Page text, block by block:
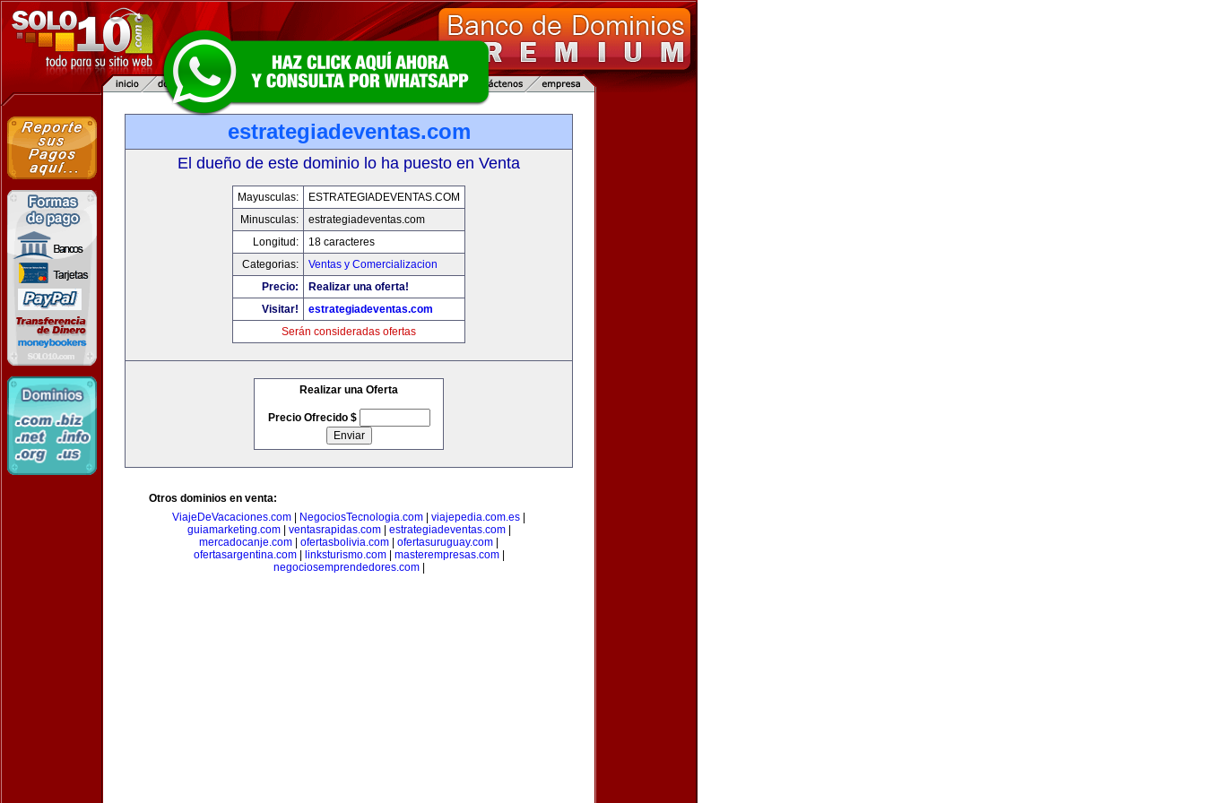
estrategiadeventas.com
El dueño de este dominio lo ha puesto en Venta
Mayusculas:
ESTRATEGIADEVENTAS.COM
Minusculas:
estrategiadeventas.com
Longitud:
18 caracteres
Categorias:
Ventas y Comercializacion
Precio:
Realizar una oferta!
Visitar!
estrategiadeventas.com
Serán consideradas ofertas
Realizar una Oferta
Precio Ofrecido $
Otros dominios en venta:
ViajeDeVacaciones.com
NegociosTecnologia.com viajepedia.com.es
guiamarketing.com| ventasrapidas.com| estrategiadeventas.com|
mercadocanje.com
ofertasbolivia.com ofertasuruguay.com
ofertasargentina.com| linksturismo.com| masterempresas.com|
negociosemprendedores.com|